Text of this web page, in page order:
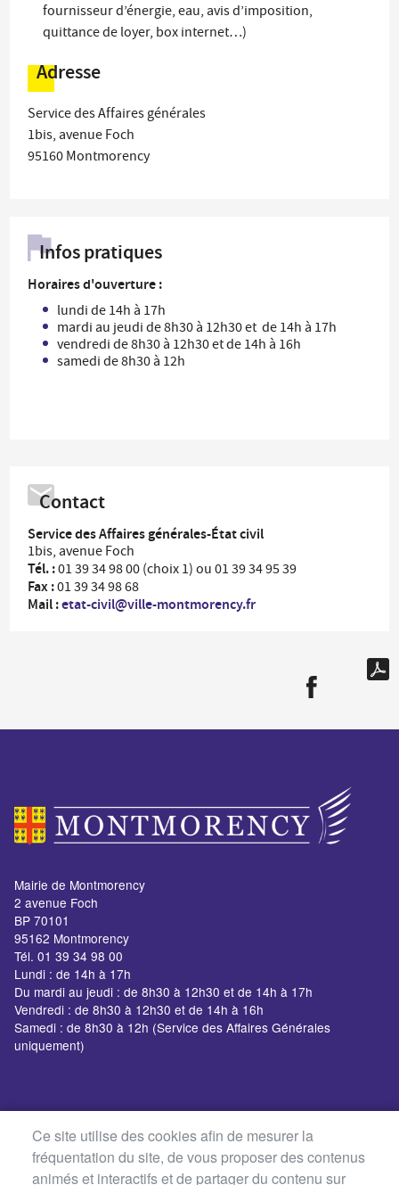
fournisseur d’énergie, eau, avis d’imposition,
quittance de loyer, box internet…)
Adresse
Service des Affaires générales
1bis, avenue Foch
95160 Montmorency
Infos pratiques
Horaires d'ouverture :
lundi de 14h à 17h
mardi au jeudi de 8h30 à 12h30 et de 14h à 17h
vendredi de 8h30 à 12h30 et de 14h à 16h
samedi de 8h30 à 12h
Contact
Service des Affaires générales-État civil
1bis, avenue Foch
Tél. :01 39 34 98 00 (choix 1) ou 01 39 34 95 39
Fax :01 39 34 98 68
Mail :etat-civil@ville-montmorency.fr
Mairie de Montmorency
2 avenue Foch
BP 70101
95162 Montmorency
Tél. 01 39 34 98 00
Lundi : de 14h à 17h
Du mardi au jeudi : de 8h30 à 12h30 et de 14h à 17h
Vendredi : de 8h30 à 12h30 et de 14h à 16h
Samedi : de 8h30 à 12h (Service des Affaires Générales
uniquement)
Ce site utilise des cookies afin de mesurer la
fréquentation du site, de vous proposer des contenus
animés et interactifs et de partager du contenu sur